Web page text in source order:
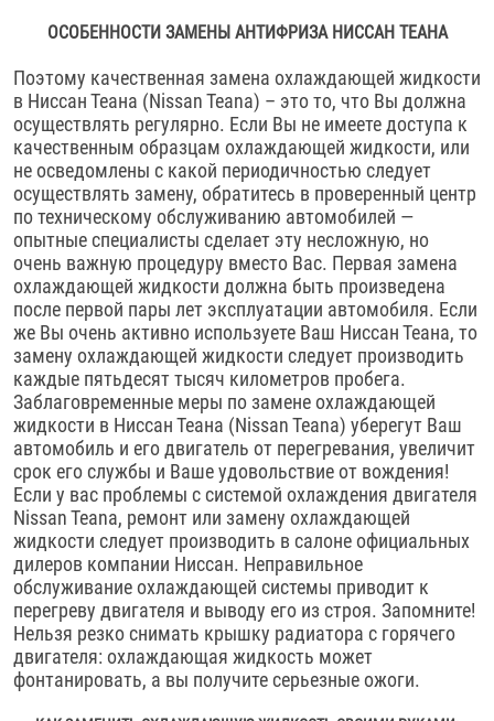
ОСОБЕННОСТИ ЗАМЕНЫ АНТИФРИЗА НИССАН ТЕАНА
Поэтому качественная замена охлаждающей жидкости
в Ниссан Теана (Nissan Teana) – это то, что Вы должна
осуществлять регулярно. Если Вы не имеете доступа к
качественным образцам охлаждающей жидкости, или
не осведомлены с какой периодичностью следует
осуществлять замену, обратитесь в проверенный центр
по техническому обслуживанию автомобилей —
опытные специалисты сделает эту несложную, но
очень важную процедуру вместо Вас. Первая замена
охлаждающей жидкости должна быть произведена
после первой пары лет эксплуатации автомобиля. Если
же Вы очень активно используете Ваш Ниссан Теана, то
замену охлаждающей жидкости следует производить
каждые пятьдесят тысяч километров пробега.
Заблаговременные меры по замене охлаждающей
жидкости в Ниссан Теана (Nissan Teana) уберегут Ваш
автомобиль и его двигатель от перегревания, увеличит
срок его службы и Ваше удовольствие от вождения!
Если у вас проблемы с системой охлаждения двигателя
Nissan Teana, ремонт или замену охлаждающей
жидкости следует производить в салоне официальных
дилеров компании Ниссан. Неправильное
обслуживание охлаждающей системы приводит к
перегреву двигателя и выводу его из строя. Запомните!
Нельзя резко снимать крышку радиатора с горячего
двигателя: охлаждающая жидкость может
фонтанировать, а вы получите серьезные ожоги.